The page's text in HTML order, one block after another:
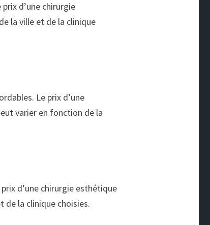
d’une chirurgie
la ville et de la clinique
Le prix d’une
varier en fonction de la
d’une chirurgie esthétique
de la clinique choisies.